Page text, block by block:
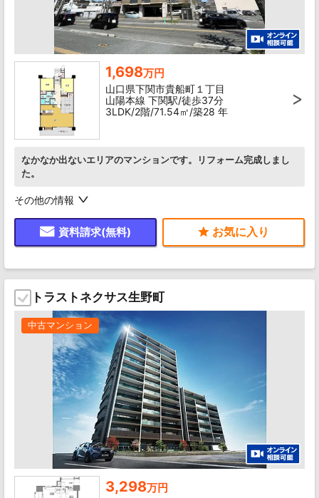
1,698万円
山口県下関市貴船町１丁目
山陽本線 下関駅/徒歩37分
3LDK/2階/71.54㎡/築28 年
なかなか出ないエリアのマンションです。リフォーム完成しまし
た。
その他の情報
資料請求(無料)
トラストネクサス生野町
中古マンション
3,298万円